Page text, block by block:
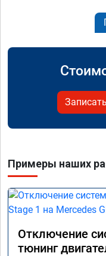
Примеры наших
Отключение
тюнинг